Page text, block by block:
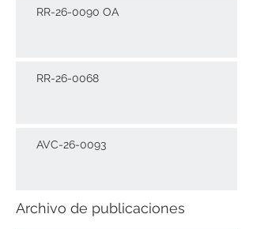
RR-26-0090 OA
RR-26-0068
AVC-26-0093
Archivo de publicaciones